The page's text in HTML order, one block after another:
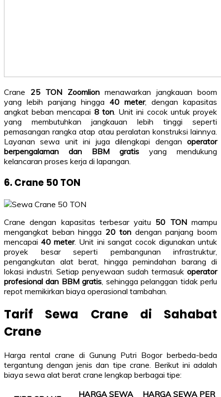
Crane 25 TON Zoomlionmenawarkan jangkauan boom
yang lebih panjang hingga 40 meter, dengan kapasitas
angkat beban mencapai 8 ton. Unit ini cocok untuk proyek
yang membutuhkan jangkauan lebih tinggi seperti
pemasangan rangka atap atau peralatan konstruksi lainnya.
Layanan sewa unit ini juga dilengkapi dengan operator
berpengalaman dan BBM gratis yang mendukung
kelancaran proses kerja di lapangan.
6. Crane 50 TON
Crane dengan kapasitas terbesar yaitu 50 TONmampu
mengangkat beban hingga20 tondengan panjang boom
mencapai40 meter. Unit ini sangat cocok digunakan untuk
proyek besar seperti pembangunan infrastruktur,
pengangkutan alat berat, hingga pemindahan barang di
lokasi industri. Setiap penyewaan sudah termasuk operator
profesional dan BBM gratis , sehingga pelanggan tidak perlu
repot memikirkan biaya operasional tambahan.
Tarif Sewa Crane di Sahabat
Crane
Harga rental crane di Gunung Putri Bogor berbeda-beda
tergantung dengan jenis dan tipe crane. Berikut ini adalah
biaya sewa alat berat crane lengkap berbagai tipe:
HARGA SEWA HARGA SEWA PER